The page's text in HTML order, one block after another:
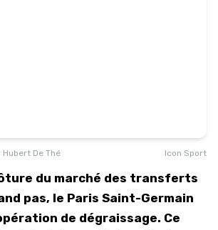
Hubert De Thé Icon Sport
du marché des transferts
pas, le Paris Saint-Germain
de dégraissage. Ce